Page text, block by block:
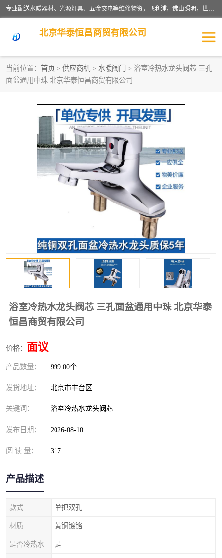
专业配送水暖器材、光源灯具、五金交电等维修物资，飞利浦，佛山照明，世达，博世，九牧，特陶等各产品涉及国内外知名品牌。公司专注与物业、学校、酒店、工厂等单位合作，提供一站式配送服务，降低客户综合成本。依托电子商务改变传统模式，以专业的团队为客户提供24H物资配送到达，货到月结、统一开票，便捷退换等服务，提高了企业的运营效率。
北京华泰恒昌商贸有限公司
当前位置： 首页 > 供应商机 > 水暖阀门
> 浴室冷热水龙头阀芯 三孔
面盆通用中珠 北京华泰恒昌商贸有限公司
浴室冷热水龙头阀芯 三孔面盆通用中珠 北京华泰
恒昌商贸有限公司
价格： 面议
产品数量： 999.00个
发货地址： 北京市丰台区
关键词： 浴室冷热水龙头阀芯
发布日期： 2026-08-10
阅 读 量： 317
产品描述
款式 单把双孔
材质 黄铜镀铬
是否冷热水 是
水暖阀门 电料灯饰
涂料辅材